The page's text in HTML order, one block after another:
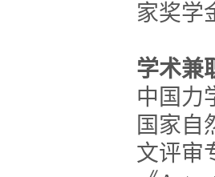
家奖学
学术兼
中国力
国家自
文评审